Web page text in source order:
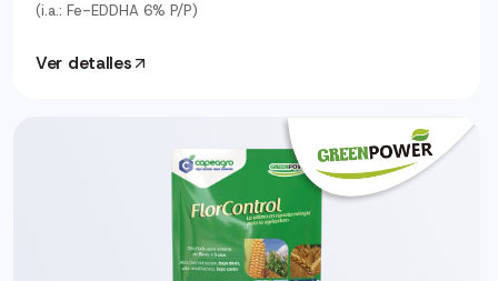
(i.a.: Fe-EDDHA 6% P/P)
Ver detalles